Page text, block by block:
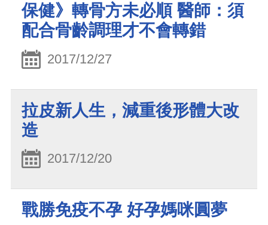
保健》轉骨方未必順 醫師：須
配合骨齡調理才不會轉錯
2017/12/27
拉皮新人生，減重後形體大改
造
2017/12/20
戰勝免疫不孕 好孕媽咪圓夢